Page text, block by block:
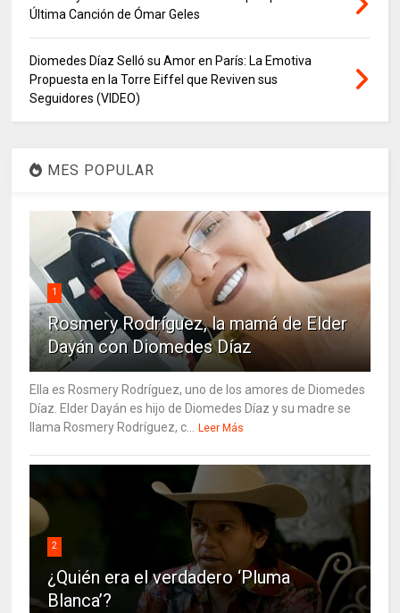
Última Canción de Ómar Geles
Diomedes Díaz Selló su Amor en París: La Emotiva
Propuesta en la Torre Eiffel que Reviven sus
Seguidores (VIDEO)
MES POPULAR
1
Rosmery Rodríguez, la mamá de Elder
Dayán con Diomedes Díaz
Ella es Rosmery Rodríguez, uno de los amores de Diomedes
Díaz. Elder Dayán es hijo de Diomedes Díaz y su madre se
llama Rosmery Rodríguez, c...
Leer Más
2
¿Quién era el verdadero ‘Pluma
Blanca’?